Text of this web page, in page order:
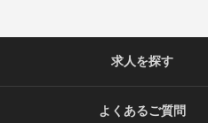
求人を探す
よくあるご質問